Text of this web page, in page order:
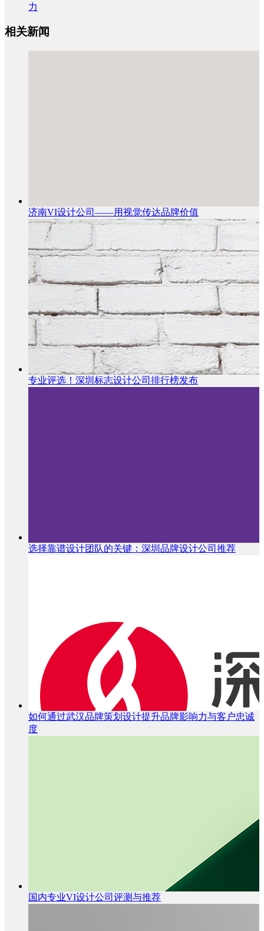
力
相关新闻
济南VI设计公司——用视觉传达品牌价值
专业评选！深圳标志设计公司排行榜发布
选择靠谱设计团队的关键：深圳品牌设计公司推荐
如何通过武汉品牌策划设计提升品牌影响力与客户忠诚
度
国内专业VI设计公司评测与推荐